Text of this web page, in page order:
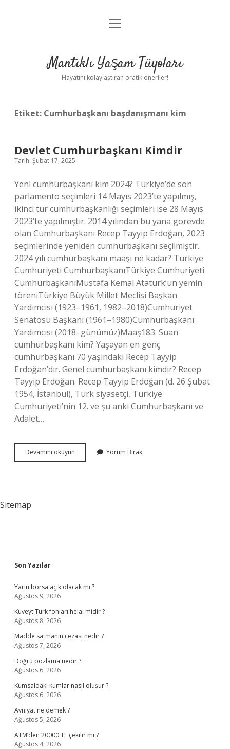
Anasayfa
Yasal Uyarı
menüyü
Mantıklı Yaşam Tüyoları
Hayatını kolaylaştıran pratik öneriler!
Etiket: Cumhurbaşkanı başdanışmanı kim
Devlet Cumhurbaşkanı Kimdir
Tarih: Şubat 17, 2025
Yeni cumhurbaşkanı kim 2024? Türkiye’de son
parlamento seçimleri 14 Mayıs 2023’te yapılmış,
ikinci tur cumhurbaşkanlığı seçimleri ise 28 Mayıs
2023’te yapılmıştır. 2014 yılından bu yana görevde
olan Cumhurbaşkanı Recep Tayyip Erdoğan, 2023
seçimlerinde yeniden cumhurbaşkanı seçilmiştir.
2024 yılı cumhurbaşkanı maaşı ne kadar? Türkiye
Cumhuriyeti CumhurbaşkanıTürkiye Cumhuriyeti
CumhurbaşkanıMustafa Kemal Atatürk’ün yemin
töreniTürkiye Büyük Millet Meclisi Başkan
Yardımcısı (1923–1961, 1982–2018)Cumhuriyet
Senatosu Başkanı (1961–1980)Cumhurbaşkanı
Yardımcısı (2018–günümüz)Maaş183. Suan
cumhurbaşkanı kim? Yaşayan en genç
cumhurbaşkanı 70 yaşındaki Recep Tayyip
Erdoğan’dır. Genel cumhurbaşkanı kimdir? Recep
Tayyip Erdoğan. Recep Tayyip Erdoğan (d. 26 Şubat
1954, İstanbul), Türk siyasetçi, Türkiye
Cumhuriyeti’nin 12. ve şu anki Cumhurbaşkanı ve
Adalet…
Devamını okuyun
Cumhurbaşkanı
Yorum Bırak
Sitemap
Sidebar
Son Yazılar
Yarın borsa açık olacak mı ?
Ağustos 9, 2026
Kuveyt Türk fonları helal midir ?
Ağustos 8, 2026
Madde satmanın cezası nedir ?
Ağustos 7, 2026
Doğru pozlama nedir ?
Ağustos 6, 2026
Kumsaldaki kumlar nasıl oluşur ?
Ağustos 6, 2026
Avniyat ne demek ?
Ağustos 5, 2026
ATM’den 20000 TL çekilir mi ?
Ağustos 4, 2026